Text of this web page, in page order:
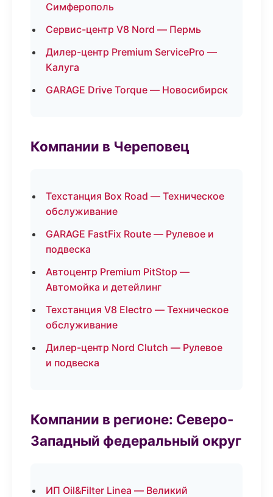
Симферополь
Сервис-центр V8 Nord — Пермь
Дилер-центр Premium ServicePro —
Калуга
GARAGE Drive Torque — Новосибирск
Компании в Череповец
Техстанция Box Road — Техническое
обслуживание
GARAGE FastFix Route — Рулевое и
подвеска
Автоцентр Premium PitStop —
Автомойка и детейлинг
Техстанция V8 Electro — Техническое
обслуживание
Дилер-центр Nord Clutch — Рулевое
и подвеска
Компании в регионе: Северо-
Западный федеральный округ
ИП Oil&Filter Linea — Великий